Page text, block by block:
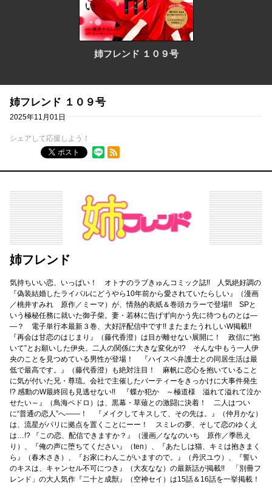
姉フレンド １０９号
姉フレンド １０９号
2025年11月01日
シェアして応援しよう！
ポスト
RSSフィード
姉フレンド
気持ちいい恋、いっぱい！ オトナのラブきゅんコミック誌!! 人気絶好調の
『偽装結婚したライバルにどうやら10年前から愛されていたらしい』（漫画
／桃井すみれ 原作／ミーマ）が、情熱的表紙＆巻頭カラーで登場!! SPと
いう極秘任務に就いた御子柴。妻・若林に告げず向かう先に待つものとは―
―？ 電子単行本最新３巻、大好評配信中です!! またまたうれしいW掲載!!
『再会は甘恋のはじまり』（藤代香澄）は目が離せない展開に！ 政信に“抱
いて”とお願いした伊央。二人の関係に大きな変化が!? そんな中もう一人伊
央のことを見つめている男性が登場！ 『ハイスペ弁護士との同居生活は最
低で最高です。』（藤代香澄）も絶対注目！ 麻帆に恋心を抱いていること
に気が付いた兄・尊琉。会社で主催したパーティーをきっかけに大事件発生
!? 感動のW最終回も見逃せない!! 『蝶か犯か ～極道様 溢れて溢れて泣か
せたい～』（鳥海ペドロ）は、黒幕・草薙との激闘に決着！ 二人はつい
に“普通の恋人”へ――！ 『メイクしてキスして、その先は。』（仲月かな）
は、流星がパリに拠点を置くことにーー！ スミレの夢、そして恋のゆくえ
は…!? 『この恋、配信できますか？』（漫画／ななのいち 原作／季邑え
り）、『俺の声に堕ちてください』（ten）、『あたしは猫、キミは抱きまく
ら』（春木さき）、『お家にわんこがいますので。』（丹沢ユウ）、『誓い
のキスは、キャンセル不可につき』（大友なな）の最新話が掲載!! 「別冊フ
レンド」の大人気作『二十と成獣』（空神セイ）は15話＆16話を一挙掲載！